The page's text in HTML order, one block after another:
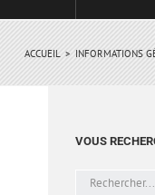
ACCUEIL INFORMATIONS
VOUS
Rechercher: